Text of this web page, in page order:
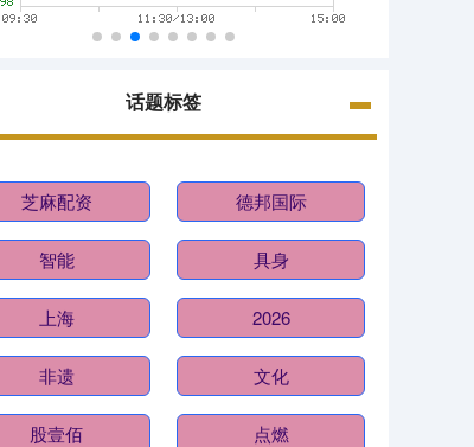
话题标签
芝麻配资 德邦国际
智能 具身
上海 2026
非遗 文化
股壹佰 点燃